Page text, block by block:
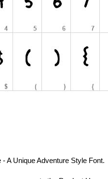
A Unique Adventure Style Font.